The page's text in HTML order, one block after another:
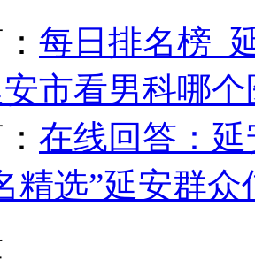
每日排名榜_
市看男科哪
在线回答：
精选”延安群